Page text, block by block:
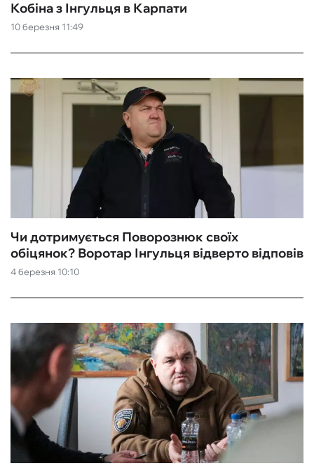
10 березня 11:49
Кобіна з Інгульця в Карпати
4 березня 10:10
Чи дотримується Поворознюк своїх
обіцянок? Воротар Інгульця відверто відповів